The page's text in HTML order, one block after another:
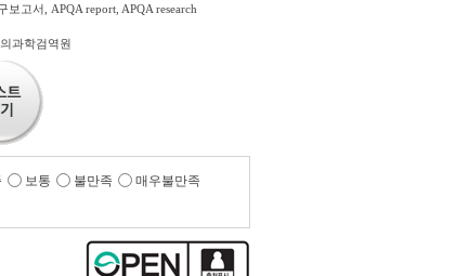
보고서, APQA report, APQA research
과학검역원
보통 불만족 매우불만족